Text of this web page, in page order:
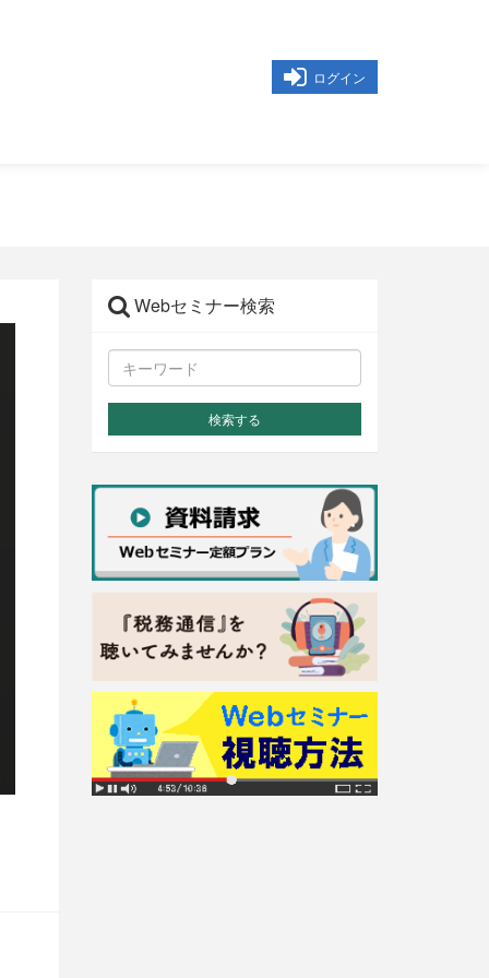
ログイン
Webセミナー検索
検索する